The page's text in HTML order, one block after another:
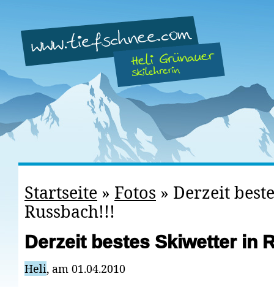
Startseite » Fotos » Derzeit
Russbach!!!
Derzeit bestes Skiwetter in
Heli, am 01.04.2010